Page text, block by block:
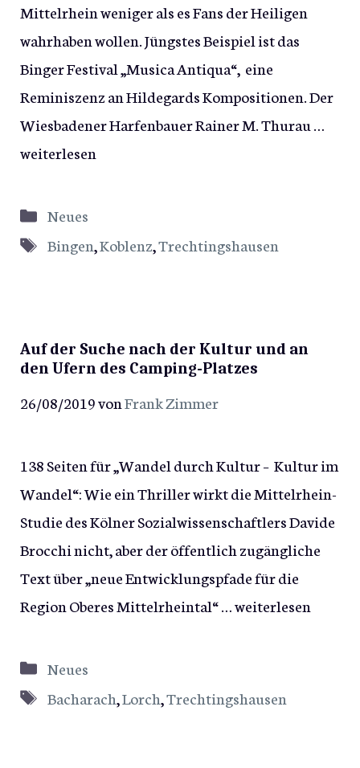
Mittelrhein weniger als es Fans der Heiligen
wahrhaben wollen. Jüngstes Beispiel ist das
Binger Festival „Musica Antiqua“, eine
Reminiszenz an Hildegards Kompositionen. Der
Wiesbadener Harfenbauer Rainer M. Thurau …
weiterlesen
Kategorien
Neues
Schlagwörter
Bingen,Koblenz,Trechtingshausen
Auf der Suche nach der Kultur und an
den Ufern des Camping-Platzes
26/08/2019vonFrank Zimmer
138 Seiten für „Wandel durch Kultur – Kultur im
Wandel“: Wie ein Thriller wirkt die Mittelrhein-
Studie des Kölner Sozialwissenschaftlers Davide
Brocchi nicht, aber der öffentlich zugängliche
Text über „neue Entwicklungspfade für die
Region Oberes Mittelrheintal“ …weiterlesen
Kategorien
Neues
Schlagwörter
Bacharach,Lorch,Trechtingshausen